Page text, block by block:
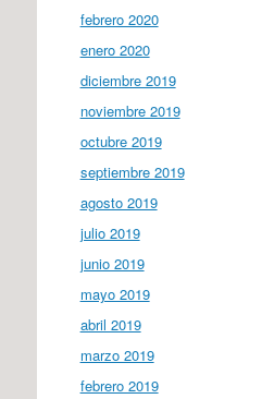
febrero 2020
enero 2020
diciembre 2019
noviembre 2019
octubre 2019
septiembre 2019
agosto 2019
julio 2019
junio 2019
mayo 2019
abril 2019
marzo 2019
febrero 2019